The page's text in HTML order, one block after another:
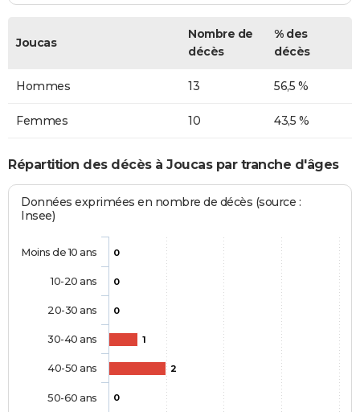
Joucas
Nombre de
décès
% des
décès
Hommes 13 56,5 %
Femmes 10 43,5 %
Répartition des décès à Joucas par tranche d'âges
Données exprimées en nombre de décès (source :
Insee)
0
0
0
1
2
0
Moins de 10 ans
10-20 ans
20-30 ans
30-40 ans
40-50 ans
50-60 ans